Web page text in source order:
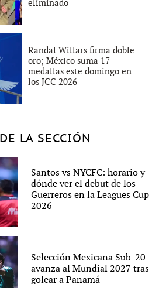
eliminado
Randal Willars firma doble
oro; México suma 17
medallas este domingo en
los JCC 2026
LA SECCIÓN
Santos vs NYCFC: horario y
dónde ver el debut de los
Guerreros en la Leagues Cup
2026
Selección Mexicana Sub-20
avanza al Mundial 2027 tras
golear a Panamá